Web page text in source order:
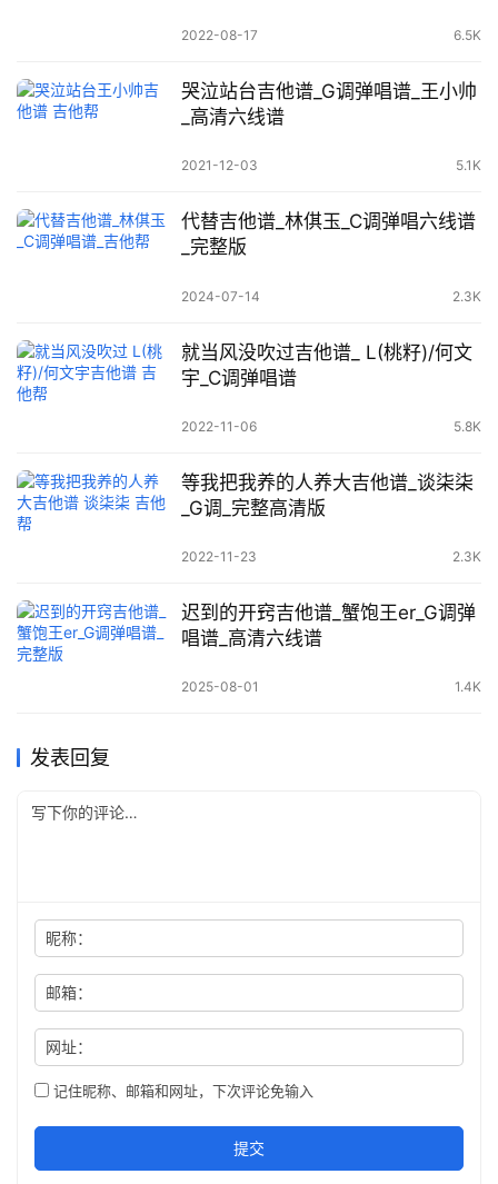
2022-08-17 6.5K
哭泣站台吉他谱_G调弹唱谱_王小帅
_高清六线谱
2021-12-03 5.1K
代替吉他谱_林倛玉_C调弹唱六线谱
_完整版
2024-07-14 2.3K
就当风没吹过吉他谱_ L(桃籽)/何文
宇_C调弹唱谱
2022-11-06 5.8K
等我把我养的人养大吉他谱_谈柒柒
_G调_完整高清版
2022-11-23 2.3K
迟到的开窍吉他谱_蟹饱王er_G调弹
唱谱_高清六线谱
2025-08-01 1.4K
发表回复
昵称：
邮箱：
网址：
记住昵称、邮箱和网址，下次评论免输入
提交